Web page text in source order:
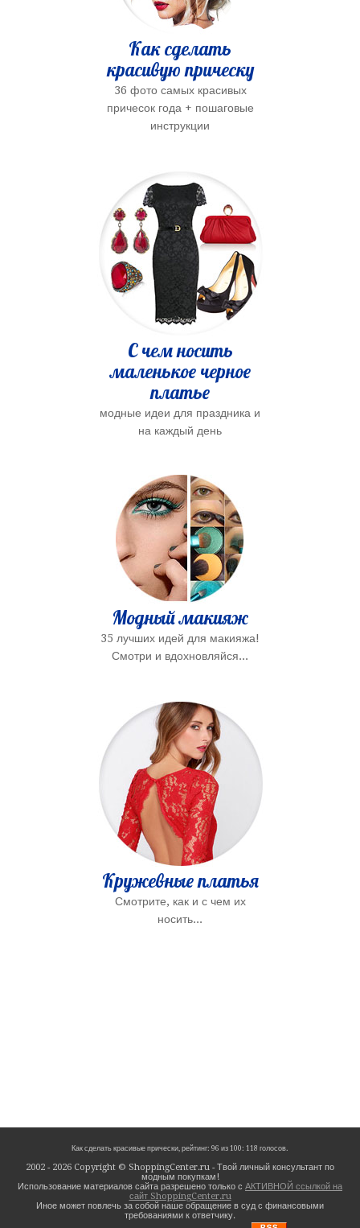
Как сделать
красивую прическу
36 фото самых красивых
причесок года + пошаговые
инструкции
С чем носить
маленькое черное
платье
модные идеи для праздника и
на каждый день
Модный макияж
35 лучших идей для макияжа!
Смотри и вдохновляйся...
Кружевные платья
Смотрите, как и с чем их
носить...
Как сделать красивые прически, рейтинг: 96 из 100: 118 голосов.
2002 - 2026 Copyright © ShoppingCenter.ru - Твой личный консультант по
модным покупкам!
Использование материалов сайта разрешено только с АКТИВНОЙ ссылкой на
сайт ShoppingCenter.ru
Иное может повлечь за собой наше обращение в суд с финансовыми
требованиями к ответчику.